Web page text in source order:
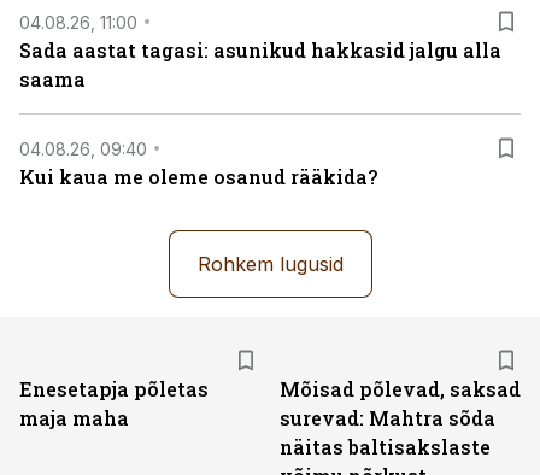
04.08.26, 11:00
Sada aastat tagasi: asunikud hakkasid jalgu alla
saama
04.08.26, 09:40
Kui kaua me oleme osanud rääkida?
Rohkem lugusid
Enesetapja põletas
maja maha
Mõisad põlevad, saksad
surevad: Mahtra sõda
näitas baltisakslaste